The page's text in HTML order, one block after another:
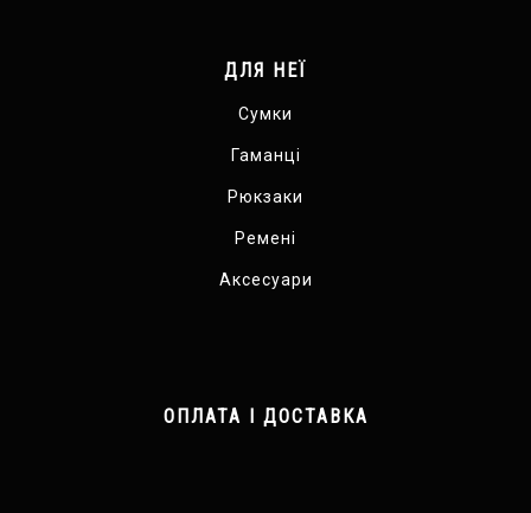
ДЛЯ НЕЇ
Сумки
Гаманці
Рюкзаки
Ремені
Аксесуари
ОПЛАТА І ДОСТАВКА